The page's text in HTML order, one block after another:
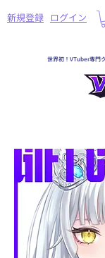
​新規登録 ログイン
世界初！VTuber専門